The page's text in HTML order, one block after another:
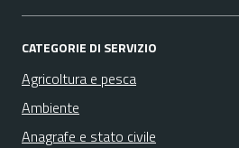
CATEGORIE DI SERVIZIO
Agricoltura e pesca
Ambiente
Anagrafe e stato civile